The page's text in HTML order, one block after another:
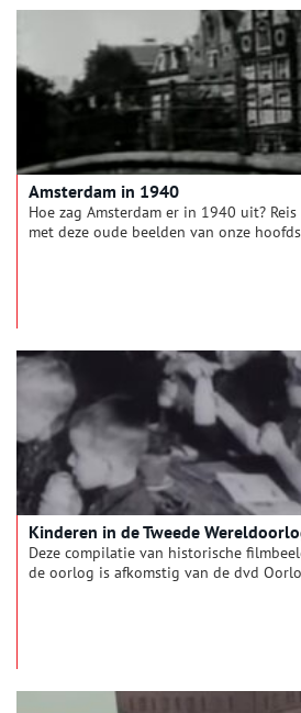
Amsterdam in 1940
Hoe zag Amsterdam er in 1940 uit?
met deze oude beelden van onze
Kinderen in de Tweede
Deze compilatie van historische
de oorlog is afkomstig van de dvd